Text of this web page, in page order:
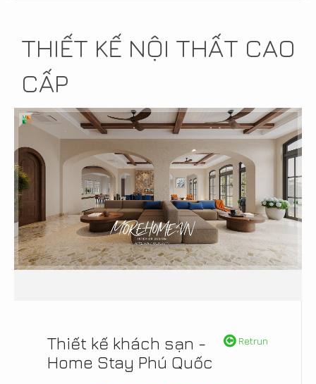
THIẾT KẾ NỘI THẤT CAO
CẤP
Retrun
Thiết kế khách sạn -
Home Stay Phú Quốc